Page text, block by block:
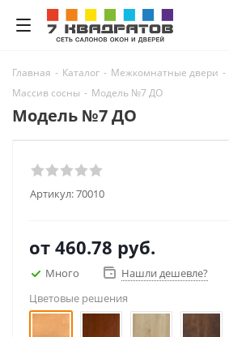
Главная - Каталог - Межкомнатные двери -
Массив сосны - Модель №7 ДО
Модель №7 ДО
Артикул:70010
от 460.78 руб.
Много
Нашли дешевле?
Цветовые решения